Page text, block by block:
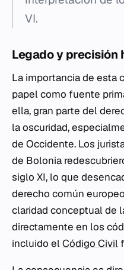
VI.
Legado y precisión
La importancia de esta
papel como fuente
ella, gran parte del
la oscuridad,
de Occidente. Los
de Bolonia
siglo XI, lo que
derecho común
claridad conceptual de
directamente en los
incluido elCódigo Civil